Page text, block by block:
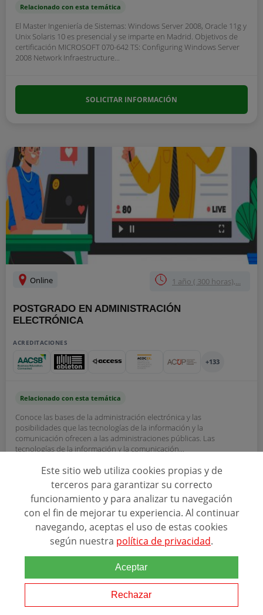
Relacionado con esta temática
El Master Ingeniería de Sistemas: Windows Server 2008, Oracle 11g y
Unix Solaris 10 es presencial y se imparte en Madrid. Objetivos de
certificación MICROSOFT 070-642 TS: Configuring Windows Server
2008 Network Infraestructure...
SOLICITAR INFORMACIÓN
Online 1 año ( 300 horas),...
POSTGRADO EN ADMINISTRACIÓN
ELECTRÓNICA
ACREDITACIONES
+133
Relacionado con esta temática
Conoce las bases de la administración electrónica y las
posibilidades que las tecnologías de la información y la
comunicación ofrecen a las administraciones públicas. Las
tecnologías de la información y la comunicación...
SOLICITAR INFORMACIÓN
Este sitio web utiliza cookies propias y de
terceros para garantizar su correcto
funcionamiento y para analizar tu navegación
con el fin de mejorar tu experiencia. Al continuar
navegando, aceptas el uso de estas cookies
según nuestra política de privacidad.
Aceptar
Rechazar